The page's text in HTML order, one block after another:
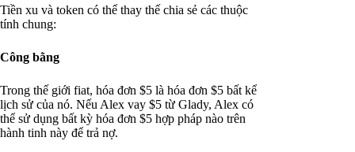
Tiền xu và token có thể thay thế chia sẻ các thuộc
tính chung:
Công bằng
Trong thế giới fiat, hóa đơn $5 là hóa đơn $5 bất kể
lịch sử của nó. Nếu Alex vay $5 từ Glady, Alex có
thể sử dụng bất kỳ hóa đơn $5 hợp pháp nào trên
hành tinh này để trả nợ.